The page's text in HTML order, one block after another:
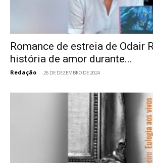
Romance de estreia de Odair
história de amor durante...
Redação - 26 DE DEZEMBRO DE 2024